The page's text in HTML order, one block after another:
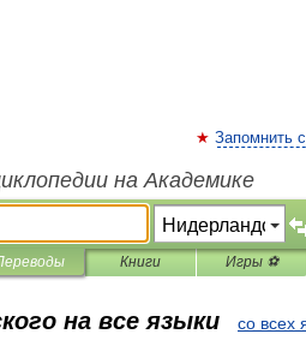
Запомнить
на Академике
Книги Игры ⚽
на все языки со всех